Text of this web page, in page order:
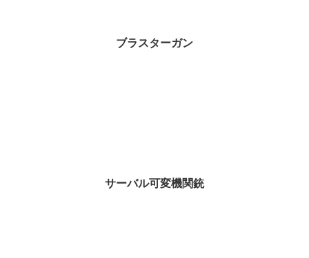
ブラスターガン
サーバル可変機関銃